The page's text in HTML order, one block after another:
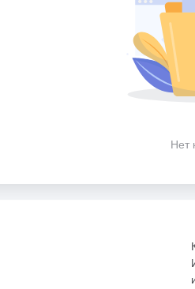
Нет